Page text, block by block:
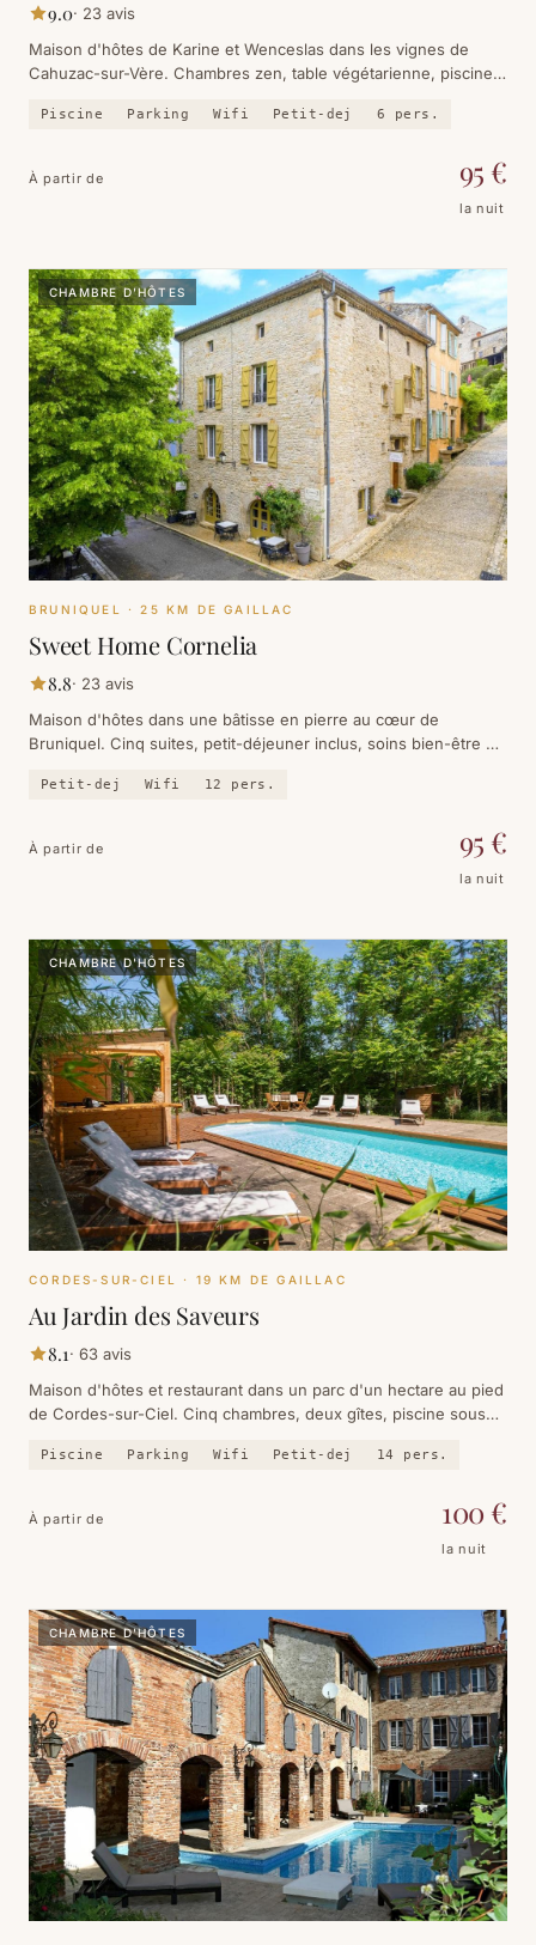
9.0· 23 avis
Maison d'hôtes de Karine et Wenceslas dans les vignes de
Cahuzac-sur-Vère. Chambres zen, table végétarienne, piscine,
Piscine Parking Wifi Petit-dej 6 pers.
À partir de 95 €
la nuit
CHAMBRE D'HÔTES
BRUNIQUEL · 25 KM DE GAILLAC
Sweet Home Cornelia
8.8· 23 avis
Maison d'hôtes dans une bâtisse en pierre au cœur de
Bruniquel. Cinq suites, petit-déjeuner inclus, soins bien-être et
Petit-dej Wifi 12 pers.
À partir de 95 €
la nuit
CHAMBRE D'HÔTES
CORDES-SUR-CIEL · 19 KM DE GAILLAC
Au Jardin des Saveurs
8.1· 63 avis
Maison d'hôtes et restaurant dans un parc d'un hectare au pied
de Cordes-sur-Ciel. Cinq chambres, deux gîtes, piscine sous
Piscine Parking Wifi Petit-dej 14 pers.
À partir de 100 €
la nuit
CHAMBRE D'HÔTES